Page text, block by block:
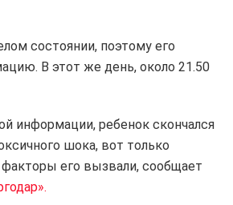
состоянии, поэтому его
В этот же день, около 21.50
информации, ребенок скончался
шока, вот только
факторы его вызвали, сообщает